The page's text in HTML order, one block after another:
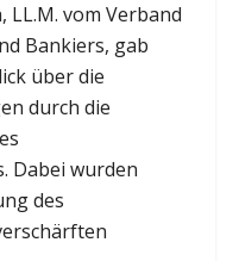
LL.M. vom Verband
Bankiers, gab
über die
durch die
Dabei wurden
des